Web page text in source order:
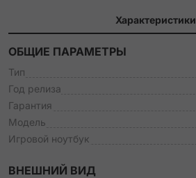
Характеристики
ОБЩИЕ ПАРАМЕТРЫ
Тип
Год релиза
Гарантия
Модель
Игровой ноутбук
ВНЕШНИЙ ВИД